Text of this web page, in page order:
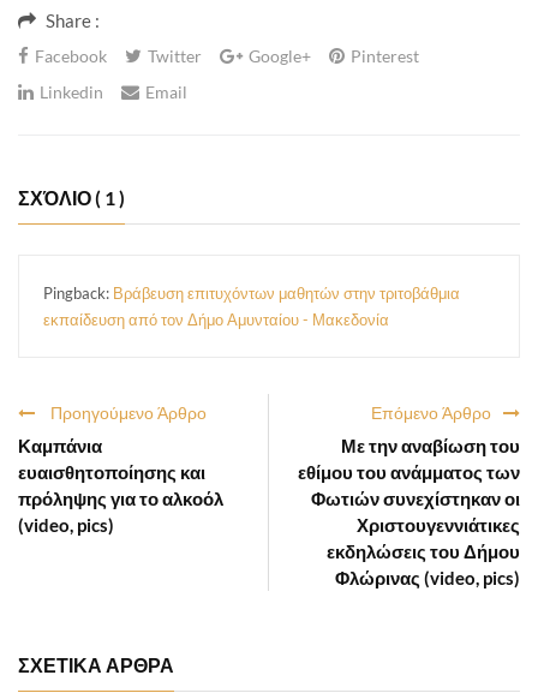
Share :
Facebook Twitter Google+
Pinterest
Linkedin
Email
ΣΧΌΛΙΟ( 1 )
Pingback: Βράβευση επιτυχόντων μαθητών στην τριτοβάθμια
εκπαίδευση από τον Δήμο Αμυνταίου - Μακεδονία
Επόμενο Άρθρο
Με την αναβίωση του
εθίμου του ανάμματος των
Φωτιών συνεχίστηκαν οι
Χριστουγεννιάτικες
εκδηλώσεις του Δήμου
Φλώρινας (video, pics)
Προηγούμενο Άρθρο
Καμπάνια
ευαισθητοποίησης και
πρόληψης για το αλκοόλ
(video, pics)
ΣΧΕΤΙΚΑ ΑΡΘΡΑ